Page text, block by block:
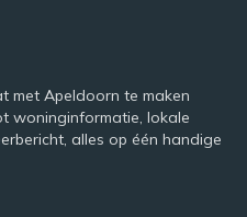
met Apeldoorn te maken
woninginformatie, lokale
alles op één handige